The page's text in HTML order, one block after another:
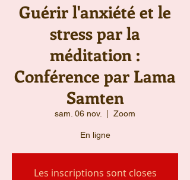
Guérir l'anxiété et le
stress par la
méditation :
Conférence par Lama
Samten
sam. 06 nov. Zoom
En ligne
Les inscriptions sont closes